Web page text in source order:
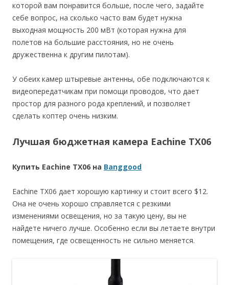
которой вам понравится больше, после чего, задайте
себе вопрос, на сколько часто вам будет нужна
выходная мощность 200 мВт (которая нужна для
полетов на большие расстояния, но не очень
дружественна к другим пилотам).
У обеих камер штыревые антенны, обе подключаются к
видеопередатчикам при помощи проводов, что дает
простор для разного рода креплений, и позволяет
сделать коптер очень низким.
Лучшая бюджетная камера Eachine TX06
Купить Eachine TX06 на Banggood
Eachine TX06 дает хорошую картинку и стоит всего $12.
Она не очень хорошо справляется с резкими
изменениями освещения, но за такую цену, вы не
найдете ничего лучше. Особенно если вы летаете внутри
помещения, где освещенность не сильно меняется.